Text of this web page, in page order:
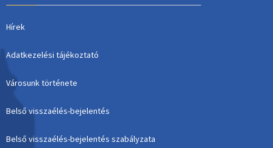
Hírek
Adatkezelési tájékoztató
Városunk története
Belső visszaélés-bejelentés
Belső visszaélés-bejelentés szabályzata